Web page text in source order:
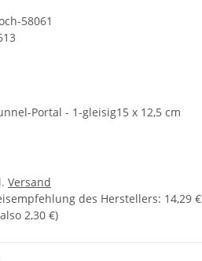
58061
Portal - 1-gleisig15 x 12,5 cm
Versand
des Herstellers: 14,29 €
2,30 €)